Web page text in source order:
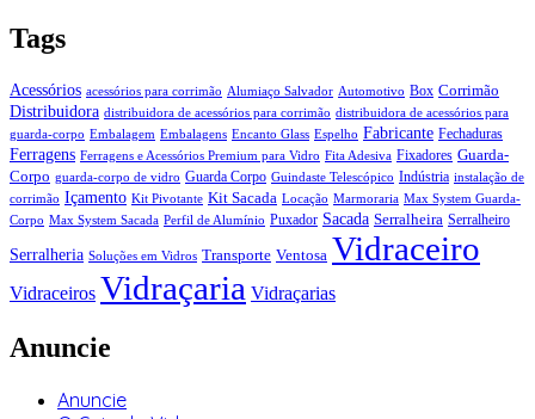
Tags
Acessórios acessórios para corrimão Alumiaço Salvador Automotivo Box Corrimão
Distribuidora distribuidora de acessórios para corrimão distribuidora de acessórios para
guarda-corpo Embalagem Embalagens Encanto Glass Espelho Fabricante Fechaduras
Ferragens Ferragens e Acessórios Premium para Vidro Fita Adesiva Fixadores Guarda-
Corpo guarda-corpo de vidro Guarda Corpo Guindaste Telescópico Indústria instalação de
corrimão Içamento Kit Pivotante Kit Sacada Locação Marmoraria Max System Guarda-
Corpo Max System Sacada Perfil de Alumínio Puxador Sacada Serralheira Serralheiro
Serralheria Soluções em Vidros Transporte Ventosa Vidraceiro
Vidraceiros Vidraçaria Vidraçarias
Anuncie
Anuncie